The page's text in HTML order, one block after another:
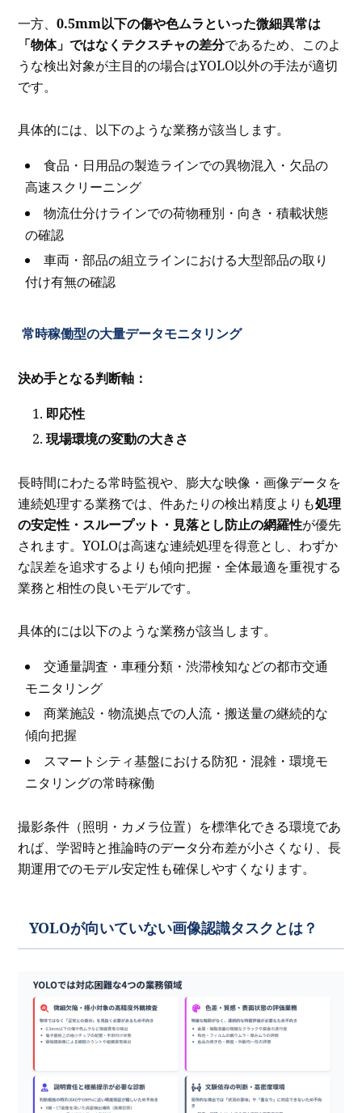
一方、0.5mm以下の傷や色ムラといった微細異常は
「物体」ではなくテクスチャの差分であるため、このよ
うな検出対象が主目的の場合はYOLO以外の手法が適切
です。
具体的には、以下のような業務が該当します。
食品・日用品の製造ラインでの異物混入・欠品の
高速スクリーニング
物流仕分けラインでの荷物種別・向き・積載状態
の確認
車両・部品の組立ラインにおける大型部品の取り
付け有無の確認
常時稼働型の大量データモニタリング
決め手となる判断軸：
即応性
現場環境の変動の大きさ
長時間にわたる常時監視や、膨大な映像・画像データを
連続処理する業務では、件あたりの検出精度よりも処理
の安定性・スループット・見落とし防止の網羅性が優先
されます。YOLOは高速な連続処理を得意とし、わずか
な誤差を追求するよりも傾向把握・全体最適を重視する
業務と相性の良いモデルです。
具体的には以下のような業務が該当します。
交通量調査・車種分類・渋滞検知などの都市交通
モニタリング
商業施設・物流拠点での人流・搬送量の継続的な
傾向把握
スマートシティ基盤における防犯・混雑・環境モ
ニタリングの常時稼働
撮影条件（照明・カメラ位置）を標準化できる環境であ
れば、学習時と推論時のデータ分布差が小さくなり、長
期運用でのモデル安定性も確保しやすくなります。
YOLOが向いていない画像認識タスクとは？